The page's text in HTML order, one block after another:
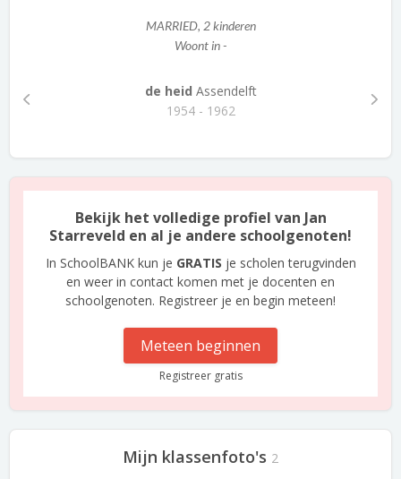
MARRIED, 2 kinderen
Woont in -
de heid Assendelft
1954 - 1962
Bekijk het volledige profiel van Jan
Starreveld en al je andere schoolgenoten!
In SchoolBANK kun je GRATIS je scholen terugvinden
en weer in contact komen met je docenten en
schoolgenoten. Registreer je en begin meteen!
Meteen beginnen
Registreer gratis
Mijn klassenfoto's 2